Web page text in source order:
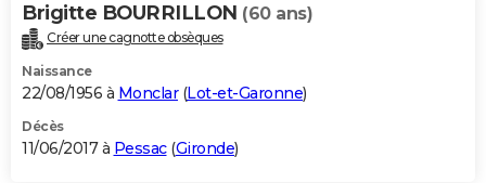
Brigitte BOURRILLON (60 ans)
Créer une cagnotte obsèques
Naissance
22/08/1956 à Monclar(Lot-et-Garonne)
Décès
11/06/2017 à Pessac(Gironde)